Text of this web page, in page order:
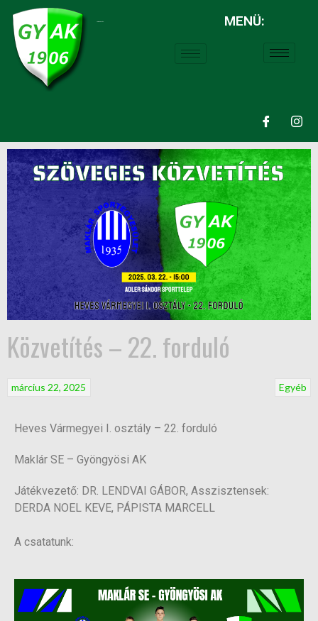
MENÜ:
Közvetítés – 22. forduló
Egyéb
március 22, 2025
Heves Vármegyei I. osztály – 22. forduló
Maklár SE – Gyöngyösi AK
Játékvezető: DR. LENDVAI GÁBOR, Asszisztensek:
DERDA NOEL KEVE, PÁPISTA MARCELL
A csatatunk: